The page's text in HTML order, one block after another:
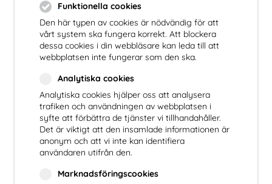
Funktionella cookies
Den här typen av cookies är nödvändig för att
vårt system ska fungera korrekt. Att blockera
dessa cookies i din webbläsare kan leda till att
webbplatsen inte fungerar som den ska.
Analytiska cookies
Analytiska cookies hjälper oss att analysera
trafiken och användningen av webbplatsen i
syfte att förbättra de tjänster vi tillhandahåller.
Det är viktigt att den insamlade informationen är
anonym och att vi inte kan identifiera
användaren utifrån den.
Marknadsföringscookies